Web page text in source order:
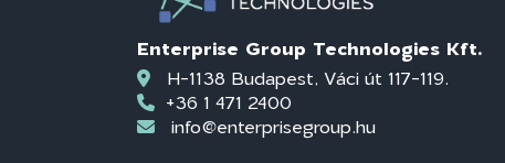
Enterprise Group Technologies Kft.
H-1138 Budapest, Váci út 117-119.
+36 1 471 2400
info@enterprisegroup.hu